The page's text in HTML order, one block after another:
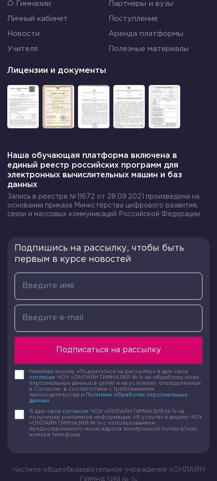
О Гимназии Партнеры и вузы
Личный кабинет Поступление
Новости Аренда платформы
Учителя Полезные материалы
Лицензии и документы
Наша обучающая платформа включена в
единый реестр российских программ для
электронных вычислительных машин и баз
данных
Запись в реестре №11672 от 28.09.2021 произведена на
основании приказа Министерства цифрового развития,
связи и массовых коммуникаций Российской Федерации.
Подпишись на рассылку, чтобы быть
первым в курсе новостей
Подписаться на рассылку
Нажимая кнопку «Подписаться на рассылку» я даю свое
согласие ЧОУ «ОНЛАЙН ГИМНАЗИЯ № 1» на обработку моих
персональных данных в целях и на условиях, определенных
в Согласии, в соответствии с требованиями
законодательства и
Политики обработки персональных
данных
Я даю свое согласие ЧОУ «ОНЛАЙН ГИМНАЗИЯ № 1» на
получение рекламной информации об услугах и акциях ЧОУ
«ОНЛАЙН ГИМНАЗИЯ № 1» с использованием
предоставленного мною адреса электронной почты и/или
номера телефона
Частное общеобразовательное учреждение «ОНЛАЙН